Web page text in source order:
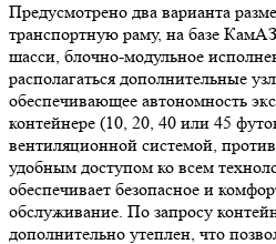
Предусмотрено два варианта
транспортную раму, на базе
шасси, блочно-модульное
располагаться дополнительные
обеспечивающее автономность
контейнере (10, 20, 40 или 45
вентиляционной системой,
удобным доступом ко всем
обеспечивает безопасное и
обслуживание. По запросу
дополнительно утеплен, что